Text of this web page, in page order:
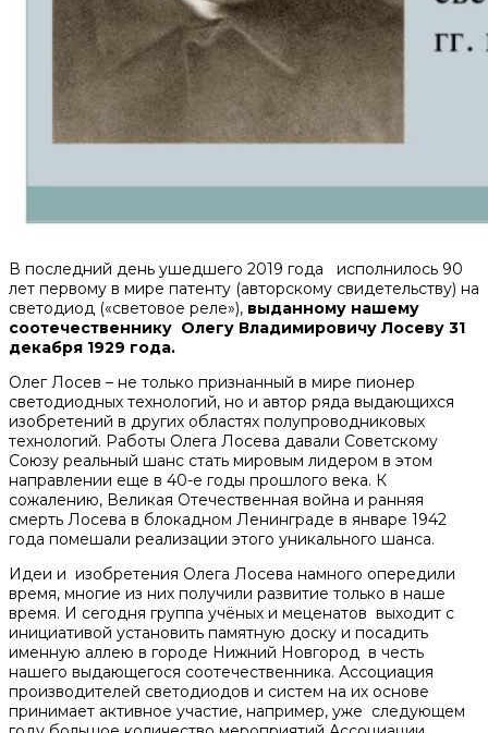
В последний день ушедшего 2019 года исполнилось 90
лет первому в мире патенту (авторскому свидетельству) на
светодиод («световое реле»), выданному нашему
соотечественнику Олегу Владимировичу Лосеву 31
декабря 1929 года.
Олег Лосев – не только признанный в мире пионер
светодиодных технологий, но и автор ряда выдающихся
изобретений в других областях полупроводниковых
технологий. Работы Олега Лосева давали Советскому
Союзу реальный шанс стать мировым лидером в этом
направлении еще в 40-е годы прошлого века. К
сожалению, Великая Отечественная война и ранняя
смерть Лосева в блокадном Ленинграде в январе 1942
года помешали реализации этого уникального шанса.
Идеи и изобретения Олега Лосева намного опередили
время, многие из них получили развитие только в наше
время. И сегодня группа учёных и меценатов выходит с
инициативой установить памятную доску и посадить
именную аллею в городе Нижний Новгород в честь
нашего выдающегося соотечественника. Ассоциация
производителей светодиодов и систем на их основе
принимает активное участие, например, уже следующем